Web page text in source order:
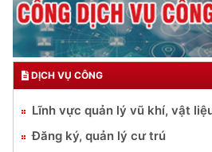
DỊCH VỤ CÔNG
Lĩnh vực quản lý vũ khí, vật
Đăng ký, quản lý cư trú